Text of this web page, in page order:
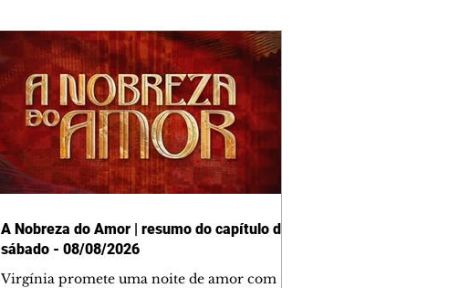
A Nobreza do Amor | resumo do capítulo de
sábado - 08/08/2026
Virgínia promete uma noite de amor com